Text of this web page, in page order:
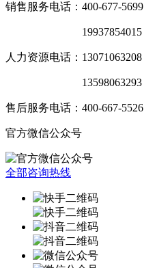
销售服务电话：400-677-5699
19937854015
人力资源电话：13071063208
13598063293
售后服务电话：400-667-5526
官方微信公众号
全部咨询热线